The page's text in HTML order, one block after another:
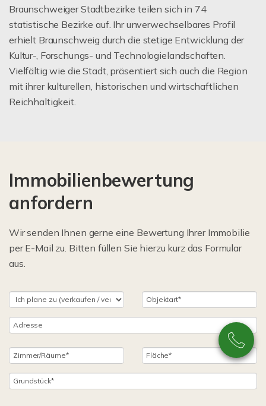
Braunschweiger Stadtbezirke teilen sich in 74
statistische Bezirke auf. Ihr unverwechselbares Profil
erhielt Braunschweig durch die stetige Entwicklung der
Kultur-, Forschungs- und Technologielandschaften.
Vielfältig wie die Stadt, präsentiert sich auch die Region
mit ihrer kulturellen, historischen und wirtschaftlichen
Reichhaltigkeit.
Immobilienbewertung
anfordern
Wir senden Ihnen gerne eine Bewertung Ihrer Immobilie
per E-Mail zu. Bitten füllen Sie hierzu kurz das Formular
aus.